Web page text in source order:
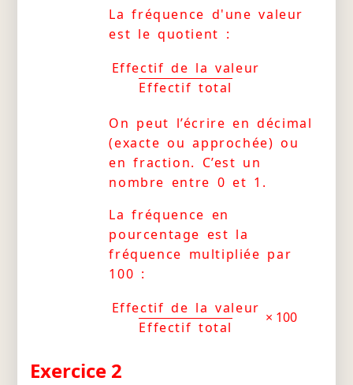
La fréquence d'une valeur
est le quotient :
Effectif de la valeur
Effectif total
On peut l’écrire en décimal
(exacte ou approchée) ou
en fraction. C’est un
nombre entre 0 et 1.
La fréquence en
pourcentage est la
fréquence multipliée par
100 :
Effectif de la valeur
Effectif total
× 100
Exercice 2